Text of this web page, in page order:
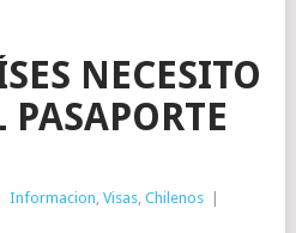
NECESITO
Informacion, Visas, Chilenos